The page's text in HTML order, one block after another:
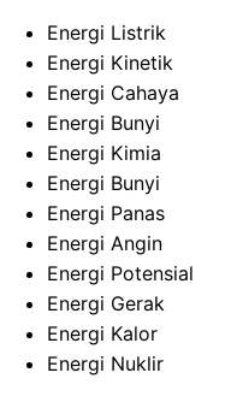
Energi Listrik
Energi Kinetik
Energi Cahaya
Energi Bunyi
Energi Kimia
Energi Bunyi
Energi Panas
Energi Angin
Energi Potensial
Energi Gerak
Energi Kalor
Energi Nuklir